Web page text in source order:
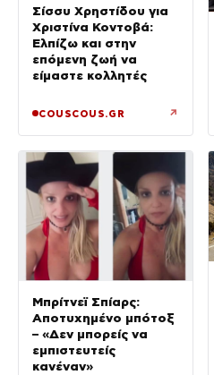
Σίσσυ Χρηστίδου για
Χριστίνα Κοντοβά:
Ελπίζω και στην
επόμενη ζωή να
είμαστε κολλητές
COUSCOUS.GR ↗
Μπρίτνεϊ Σπίαρς:
Αποτυχημένο μπότοξ
– «Δεν μπορείς να
εμπιστευτείς
κανέναν»